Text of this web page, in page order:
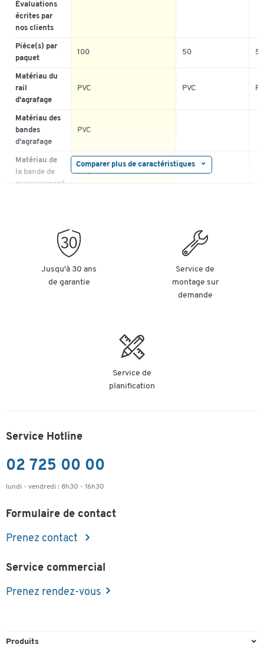
Comparer plus de caractéristiques
Évaluations
écrites par
nos clients
Pièce(s) par
paquet
100 50 50
Matériau du
rail
d'agrafage
PVC PVC
Matériau des
bandes
d'agrafage
PVC
Matériau de
la bande de
recouvrement
PVC
Largeur (mm) 16
classement
Jusqu'à 30 ans
de garantie
Service de
montage sur
demande
Service de
planification
Service Hotline
02 725 00 00
lundi - vendredi : 8h30 - 16h30
Formulaire de contact
Prenez contact
Service commercial
Prenez rendez-vous
Produits